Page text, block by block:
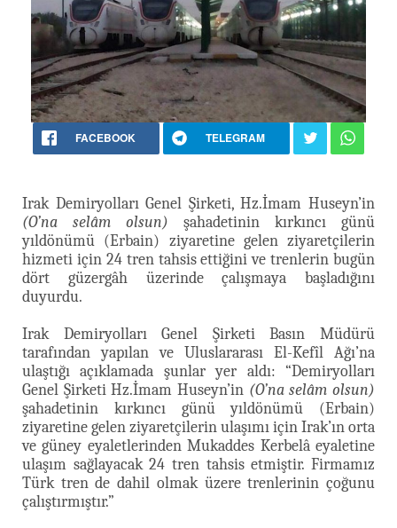
FACEBOOK TELEGRAM
Irak Demiryolları Genel Şirketi, Hz.İmam Huseyn’in
(O’na selâm olsun) şahadetinin kırkıncı günü
yıldönümü (Erbain) ziyaretine gelen ziyaretçilerin
hizmeti için 24 tren tahsis ettiğini ve trenlerin bugün
dört güzergâh üzerinde çalışmaya başladığını
duyurdu.
Irak Demiryolları Genel Şirketi Basın Müdürü
tarafından yapılan ve Uluslararası El-Kefîl Ağı’na
ulaştığı açıklamada şunlar yer aldı: “Demiryolları
Genel Şirketi Hz.İmam Huseyn’in (O’na selâm olsun)
şahadetinin kırkıncı günü yıldönümü (Erbain)
ziyaretine gelen ziyaretçilerin ulaşımı için Irak’ın orta
ve güney eyaletlerinden Mukaddes Kerbelâ eyaletine
ulaşım sağlayacak 24 tren tahsis etmiştir. Firmamız
Türk tren de dahil olmak üzere trenlerinin çoğunu
çalıştırmıştır.”